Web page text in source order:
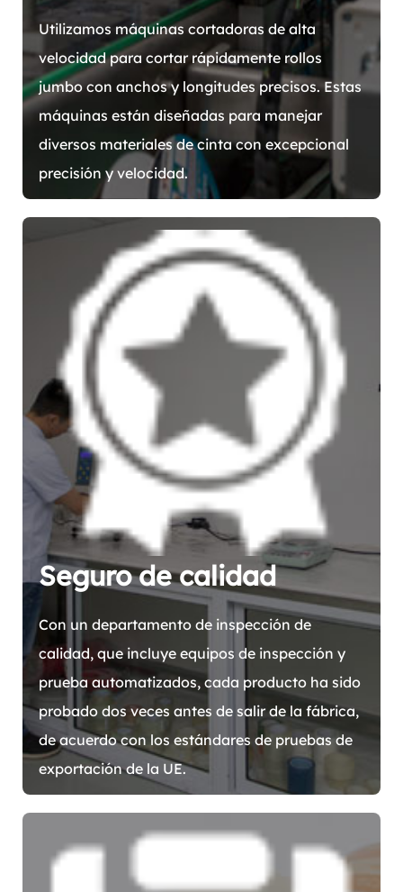
Utilizamos máquinas cortadoras de alta
velocidad para cortar rápidamente rollos
jumbo con anchos y longitudes precisos. Estas
máquinas están diseñadas para manejar
diversos materiales de cinta con excepcional
precisión y velocidad.
Seguro de calidad
Con un departamento de inspección de
calidad, que incluye equipos de inspección y
prueba automatizados, cada producto ha sido
probado dos veces antes de salir de la fábrica,
de acuerdo con los estándares de pruebas de
exportación de la UE.